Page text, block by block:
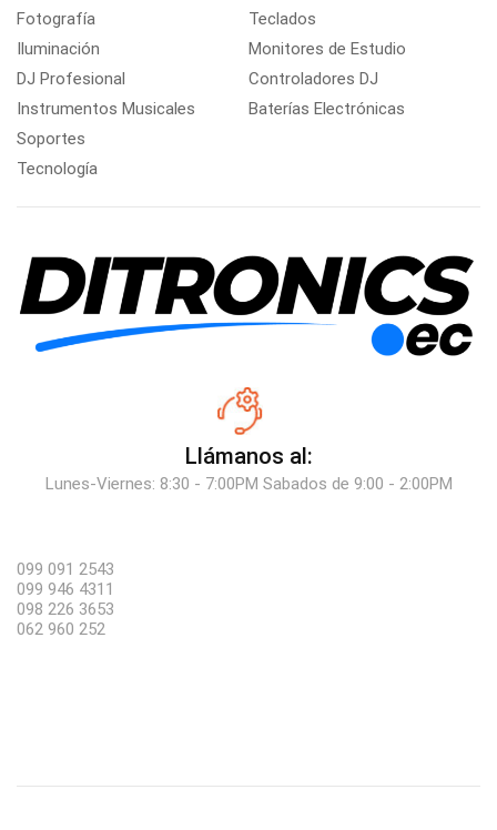
Fotografía
Iluminación
DJ Profesional
Instrumentos Musicales
Soportes
Tecnología
Teclados
Monitores de Estudio
Controladores DJ
Baterías Electrónicas
Llámanos al:
Lunes-Viernes: 8:30 - 7:00PM Sabados de 9:00 - 2:00PM
099 091 2543
099 946 4311
098 226 3653
062 960 252